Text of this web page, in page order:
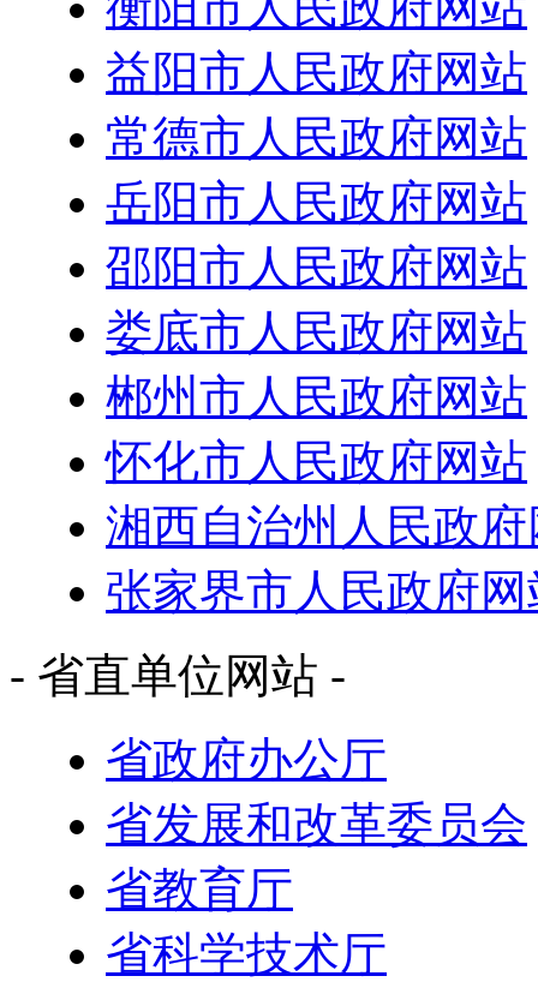
益阳市人民政府网站
常德市人民政府网站
岳阳市人民政府网站
邵阳市人民政府网站
娄底市人民政府网站
郴州市人民政府网站
怀化市人民政府网站
湘西自治州人民政
张家界市人民政府网
- 省直单位网站 -
省政府办公厅
省发展和改革委员会
省教育厅
省科学技术厅